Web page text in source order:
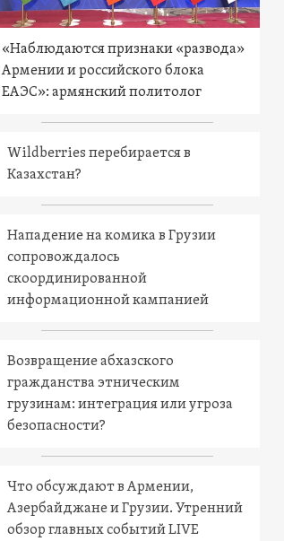
«Наблюдаются признаки «развода»
Армении и российского блока
ЕАЭС»: армянский политолог
Wildberries перебирается в
Казахстан?
Нападение на комика в Грузии
сопровождалось
скоординированной
информационной кампанией
Возвращение абхазского
гражданства этническим
грузинам: интеграция или угроза
безопасности?
Что обсуждают в Армении,
Азербайджане и Грузии. Утренний
обзор главных событий LIVE